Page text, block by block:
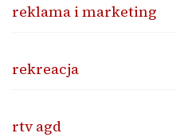
reklama i marketing
rekreacja
rtv agd